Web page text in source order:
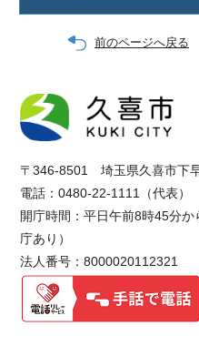
前のページへ戻る
〒346-8501 埼玉県久喜市下
電話：0480-22-1111（代表）
開庁時間：平日午前8時45分
庁あり）
法人番号：8000020112321